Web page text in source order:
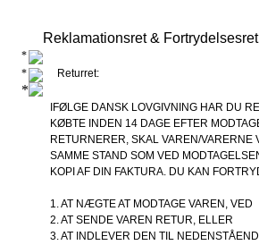
Reklamationsret & Fortrydelsesret
Returret:
IFØLGE DANSK LOVGIVNING HAR DU
KØBTE INDEN 14 DAGE EFTER
RETURNERER, SKAL VAREN/
SAMME STAND SOM VED
KOPI AF DIN FAKTURA. DU KAN
1. AT NÆGTE AT MODTAGE VAREN, VED
2. AT SENDE VAREN RETUR, ELLER
3. AT INDLEVER DEN TIL